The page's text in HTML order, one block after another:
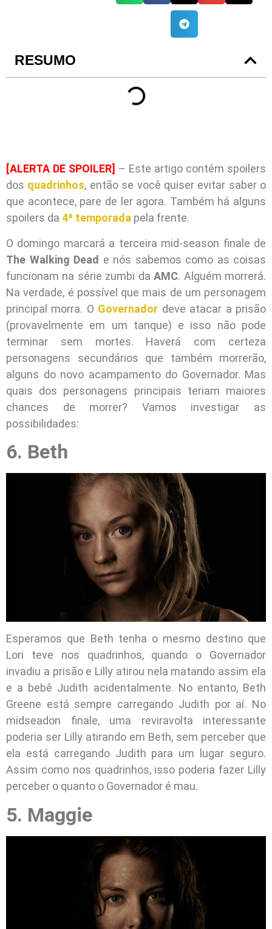
RESUMO
[ALERTA DE SPOILER] – Este artigo contém spoilers
dos quadrinhos, então se você quiser evitar saber o
que acontece, pare de ler agora. Também há alguns
spoilers da 4ª temporada pela frente.
O domingo marcará a terceira mid-season finale de
The Walking Dead e nós sabemos como as coisas
funcionam na série zumbi daAMC. Alguém morrerá.
Na verdade, é possível que mais de um personagem
principal morra. O Governador deve atacar a prisão
(provavelmente em um tanque) e isso não pode
terminar sem mortes. Haverá com certeza
personagens secundários que também morrerão,
alguns do novo acampamento do Governador. Mas
quais dos personagens principais teriam maiores
chances de morrer? Vamos investigar as
possibilidades:
6. Beth
Esperamos que Beth tenha o mesmo destino que
Lori teve nos quadrinhos, quando o Governador
invadiu a prisão e Lilly atirou nela matando assim ela
e a bebê Judith acidentalmente. No entanto, Beth
Greene está sempre carregando Judith por aí. No
midseadon finale, uma reviravolta interessante
poderia ser Lilly atirando em Beth, sem perceber que
ela está carregando Judith para um lugar seguro.
Assim como nos quadrinhos, isso poderia fazer Lilly
perceber o quanto o Governador é mau.
5. Maggie